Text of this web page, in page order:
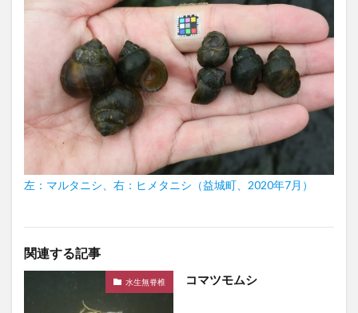
左：マルタニシ、右：ヒメタニシ（益城町、2020年7月）
関連する記事
水生無脊椎 コマツモムシ